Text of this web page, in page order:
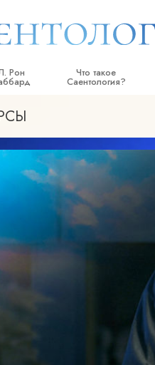
Рон Что такое
Саентология?
кодексы
Что саентологи говорят
Саентологии
Познакомьтесь с
Внутри церкви
Основные принципы
Введение в Дианетику
Любовь и ненависть.
Что такое величие?